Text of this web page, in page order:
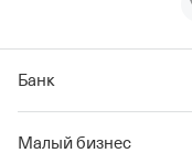
Банк
Малый бизнес